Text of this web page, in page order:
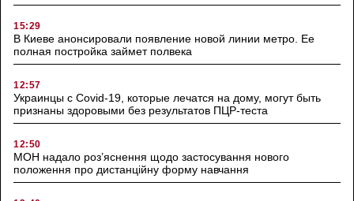
15:29
В Киеве анонсировали появление новой линии метро. Ее
полная постройка займет полвека
12:57
Украинцы с Covid-19, которые лечатся на дому, могут быть
признаны здоровыми без результатов ПЦР-теста
12:50
МОН надало роз’яснення щодо застосування нового
положення про дистанційну форму навчання